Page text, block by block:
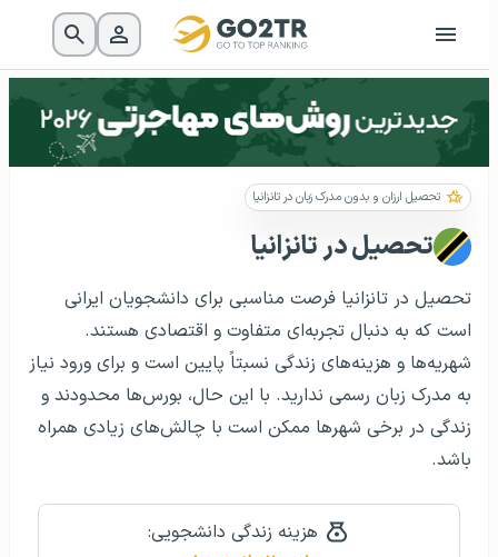
تحصیل ارزان و بدون مدرک زبان در تانزانیا
تحصیل در تانزانیا
تحصیل در تانزانیا فرصت مناسبی برای دانشجویان ایرانی
است که به دنبال تجربه‌ای متفاوت و اقتصادی هستند.
شهریه‌ها و هزینه‌های زندگی نسبتاً پایین است و برای ورود نیاز
به مدرک زبان رسمی ندارید. با این حال، بورس‌ها محدودند و
زندگی در برخی شهرها ممکن است با چالش‌های زیادی همراه
باشد.
هزینه زندگی دانشجویی: